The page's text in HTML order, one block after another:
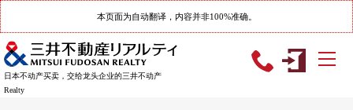
本页面为自动翻译，内容并非100%准确。
日本不动产买卖，交给龙头企业的三井不动产
Realty